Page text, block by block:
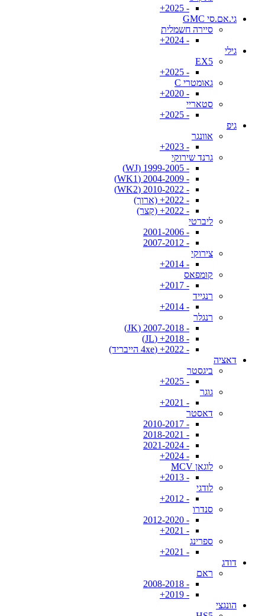
- 2025+
גי.אם.סי GMC
סיירה חשמלית
- 2024+
גילי
EX5
- 2025+
גאומטרי C
- 2020+
סטאריי
- 2025+
גיפ
אוונגר
- 2023+
גרנד שירוקי
- 1999-2005 (WJ)
- 2004-2009 (WK1)
- 2010-2022 (WK2)
- 2022+ (ארוך)
- 2022+ (קצר)
ליברטי
- 2001-2006
- 2007-2012
צירוקי
- 2014+
קומפאס
- 2017+
רנגייד
- 2014+
רנגלר
- 2007-2018 (JK)
- 2018+ (JL)
- 2022+ (4xe הייבריד)
דאציה
ביגסטר
- 2025+
גוגר
- 2021+
דאסטר
- 2010-2017
- 2018-2021
- 2021-2024
- 2024+
לוגאן MCV
- 2013+
לודגי
- 2012+
סנדרו
- 2012-2020
- 2021+
ספרינג
- 2021+
דודג
ראם
- 2008-2018
- 2019+
הונגצי